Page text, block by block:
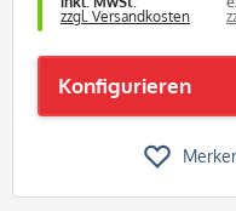
zzgl. Versandkosten
Konfigurieren